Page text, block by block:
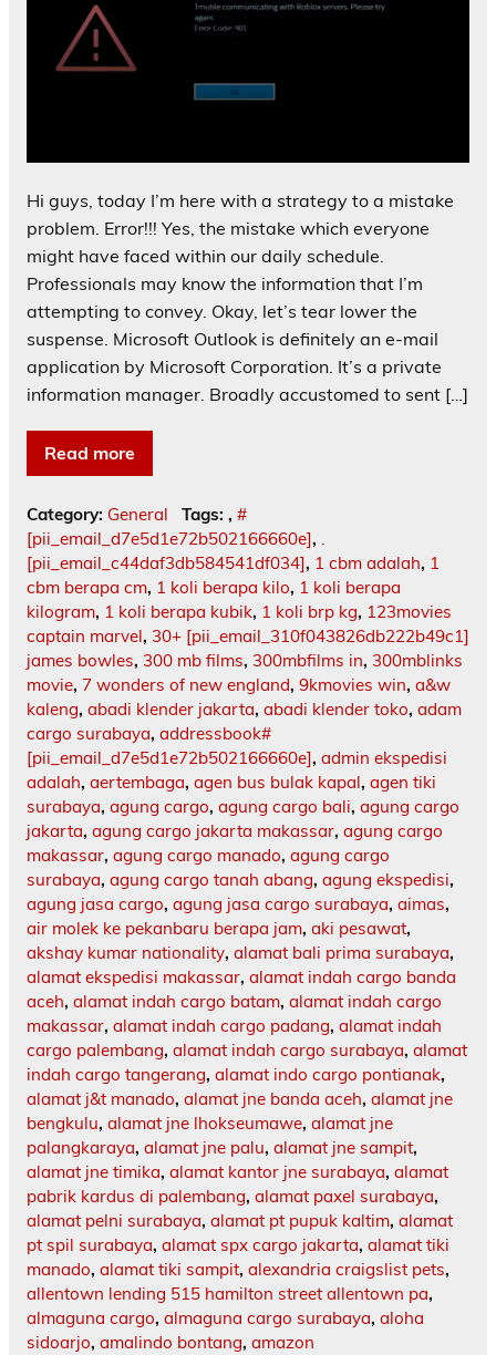
Hi guys, today I’m here with a strategy to a mistake
problem. Error!!! Yes, the mistake which everyone
might have faced within our daily schedule.
Professionals may know the information that I’m
attempting to convey. Okay, let’s tear lower the
suspense. Microsoft Outlook is definitely an e-mail
application by Microsoft Corporation. It’s a private
information manager. Broadly accustomed to sent […]
Read more
Category: General Tags: , #
[pii_email_d7e5d1e72b502166660e], .
[pii_email_c44daf3db584541df034], 1 cbm adalah, 1
cbm berapa cm, 1 koli berapa kilo, 1 koli berapa
kilogram, 1 koli berapa kubik, 1 koli brp kg, 123movies
captain marvel, 30+ [pii_email_310f043826db222b49c1]
james bowles, 300 mb films, 300mbfilms in, 300mblinks
movie, 7 wonders of new england, 9kmovies win, a&w
kaleng, abadi klender jakarta, abadi klender toko, adam
cargo surabaya, addressbook#
[pii_email_d7e5d1e72b502166660e], admin ekspedisi
adalah, aertembaga, agen bus bulak kapal, agen tiki
surabaya, agung cargo, agung cargo bali, agung cargo
jakarta, agung cargo jakarta makassar, agung cargo
makassar, agung cargo manado, agung cargo
surabaya, agung cargo tanah abang, agung ekspedisi,
agung jasa cargo, agung jasa cargo surabaya, aimas,
air molek ke pekanbaru berapa jam, aki pesawat,
akshay kumar nationality, alamat bali prima surabaya,
alamat ekspedisi makassar, alamat indah cargo banda
aceh, alamat indah cargo batam, alamat indah cargo
makassar, alamat indah cargo padang, alamat indah
cargo palembang, alamat indah cargo surabaya, alamat
indah cargo tangerang, alamat indo cargo pontianak,
alamat j&t manado, alamat jne banda aceh, alamat jne
bengkulu, alamat jne lhokseumawe, alamat jne
palangkaraya, alamat jne palu, alamat jne sampit,
alamat jne timika, alamat kantor jne surabaya, alamat
pabrik kardus di palembang, alamat paxel surabaya,
alamat pelni surabaya, alamat pt pupuk kaltim, alamat
pt spil surabaya, alamat spx cargo jakarta, alamat tiki
manado, alamat tiki sampit, alexandria craigslist pets,
allentown lending 515 hamilton street allentown pa,
almaguna cargo, almaguna cargo surabaya, aloha
sidoarjo, amalindo bontang, amazon